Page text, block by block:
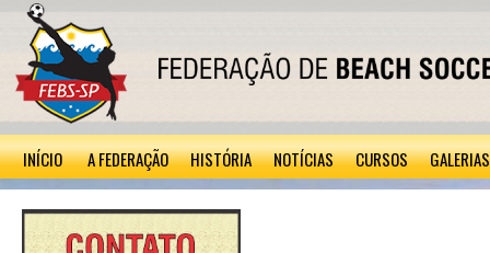
INÍCIO A FEDERAÇÃO HISTÓRIA NOTÍCIAS CURSOS GALERIAS